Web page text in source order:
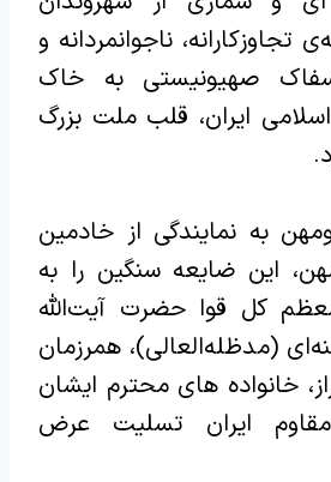
تجاوزکارانه، ناجوانمردانه و
سفاک صهیونیستی به خاک
ایران، قلب ملت بزرگ
به نمایندگی از خادمین
این ضایعه سنگین را به
کل قوا حضرت آیت‌الله
(مدظله‌العالی)، همرزمان
خانواده های محترم ایشان
ایران تسلیت عرض